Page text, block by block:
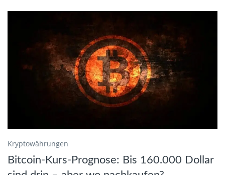
Kryptowährungen
Bitcoin-Kurs-Prognose: Bis 160.000 Dollar